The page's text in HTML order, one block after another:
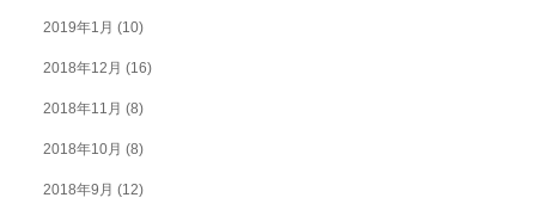
2019年1月 (10)
2018年12月 (16)
2018年11月 (8)
2018年10月 (8)
2018年9月 (12)